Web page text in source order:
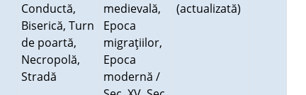
Conductă,
Biserică, Turn
de poartă,
Necropolă,
Stradă
medievală,
Epoca
migraţiilor,
Epoca
modernă /
(actualizată)